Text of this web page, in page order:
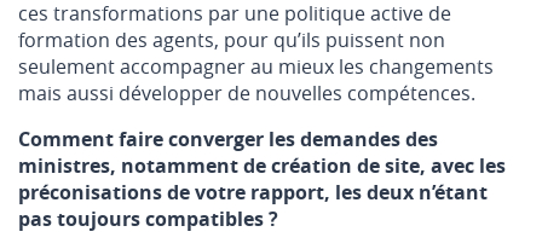
ces transformations par une politique active de
formation des agents, pour qu’ils puissent non
seulement accompagner au mieux les changements
mais aussi développer de nouvelles compétences.
Comment faire converger les demandes des
ministres, notamment de création de site, avec les
préconisations de votre rapport, les deux n’étant
pas toujours compatibles ?